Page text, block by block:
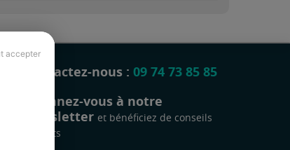
accepter
Contactez-nous : 09 74 73 85 85
Abonnez-vous à notre
newsletter et bénéficiez de conseils
gratuits